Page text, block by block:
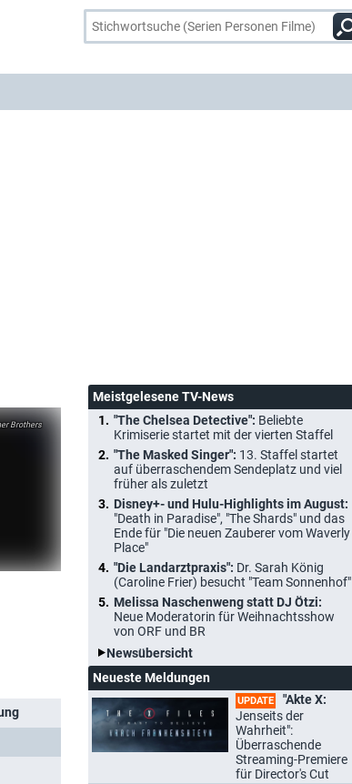
Brothers
Meistgelesene TV-News
"The Chelsea Detective": Beliebte
Krimiserie startet mit der vierten Staffel
"The Masked Singer": 13. Staffel startet
auf überraschendem Sendeplatz und viel
früher als zuletzt
Disney+- und Hulu-Highlights im August:
"Death in Paradise", "The Shards" und das
Ende für "Die neuen Zauberer vom Waverly
Place"
"Die Landarztpraxis": Dr. Sarah König
(Caroline Frier) besucht "Team Sonnenhof"
Melissa Naschenweng statt DJ Ötzi:
Neue Moderatorin für Weihnachtsshow
von ORF und BR
Newsübersicht
Neueste Meldungen
UPDATE
"Akte X:
Jenseits der
Wahrheit":
Überraschende
Streaming-Premiere
für Director's Cut